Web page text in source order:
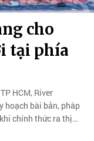
cho
tại phía
HCM, River
hoạch bài bản, pháp
chính thức ra thị